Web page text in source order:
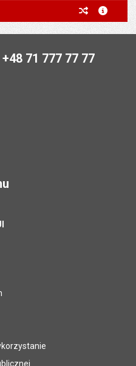
poprzednie
71 777 77 77